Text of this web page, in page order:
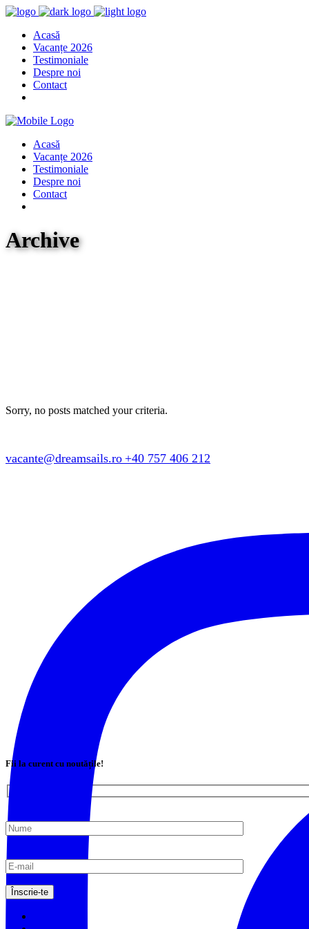
Acasă
Vacanțe 2026
Testimoniale
Despre noi
Contact
Acasă
Vacanțe 2026
Testimoniale
Despre noi
Contact
Archive
Sorry, no posts matched your criteria.
vacante@dreamsails.ro +40 757 406 212
Fii la curent cu noutățile!